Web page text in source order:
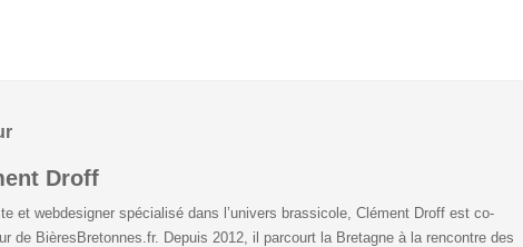
Droff
et webdesigner spécialisé dans l’univers brassicole, Clément Droff est co-
de BièresBretonnes.fr. Depuis 2012, il parcourt la Bretagne à la rencontre des